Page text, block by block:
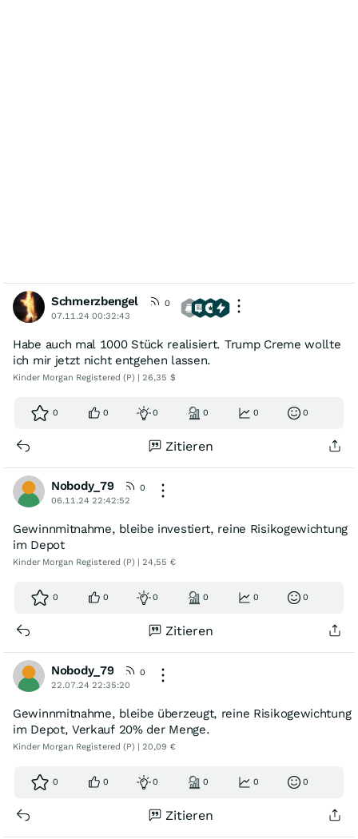
Schmerzbengel
0
07.11.24 00:32:43
Habe auch mal 1000 Stück realisiert. Trump Creme wollte
ich mir jetzt nicht entgehen lassen.
Kinder Morgan Registered (P) | 26,35 $
0 0 0 0 0 0
Zitieren
Nobody_79
0
06.11.24 22:42:52
Gewinnmitnahme, bleibe investiert, reine Risikogewichtung
im Depot
Kinder Morgan Registered (P) | 24,55 €
0 0 0 0 0 0
Zitieren
Nobody_79
0
22.07.24 22:35:20
Gewinnmitnahme, bleibe überzeugt, reine Risikogewichtung
im Depot, Verkauf 20% der Menge.
Kinder Morgan Registered (P) | 20,09 €
0 0 0 0 0 0
Zitieren